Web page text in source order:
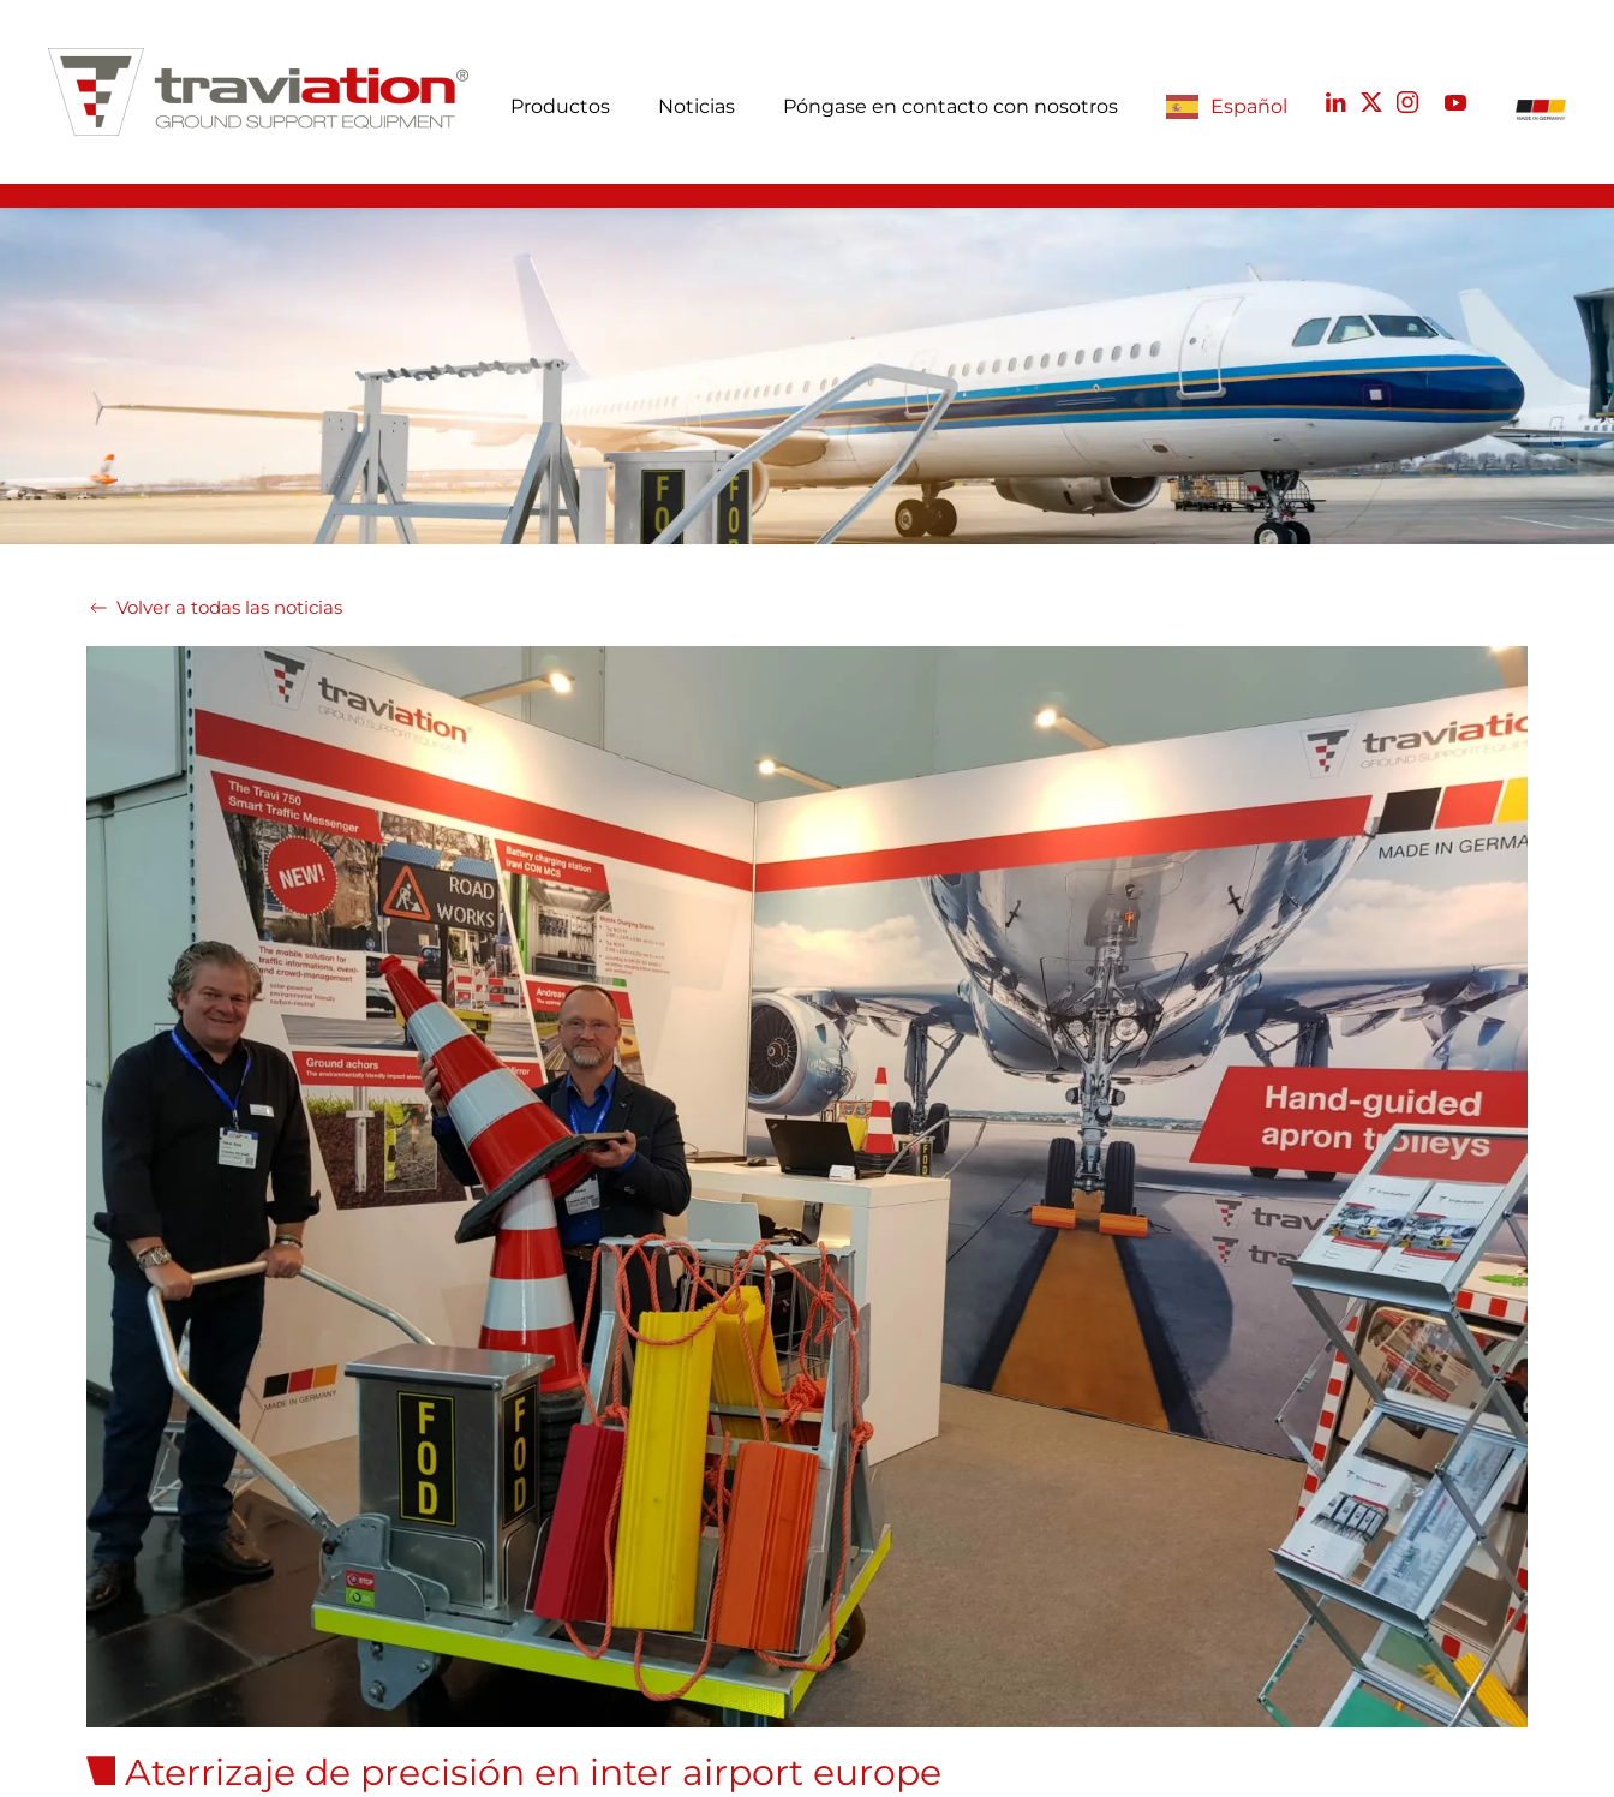
Ir al contenido principal
Productos Noticias Póngase en contacto con nosotros Español
Volver a todas las noticias
Aterrizaje de precisión en inter airport europe